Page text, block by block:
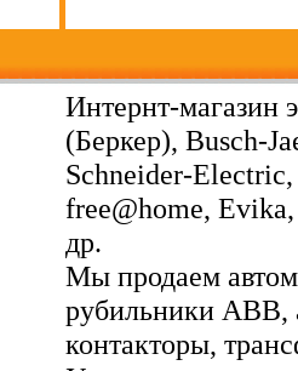
Интернт-магазин
(Беркер), Busch-
Schneider-
free@home,
др.
Мы продаем
рубильники ABB,
контакторы,